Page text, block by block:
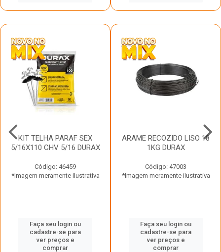
KIT TELHA PARAF SEX
5/16X110 CHV 5/16 DURAX
Código: 46459
*Imagem meramente ilustrativa
Faça seu login ou
cadastre-se para
ver preços e
comprar
ARAME RECOZIDO LISO 18
1KG DURAX
Código: 47003
*Imagem meramente ilustrativa
Faça seu login ou
cadastre-se para
ver preços e
comprar